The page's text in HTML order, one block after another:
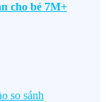
cho bé 7M+
so sánh